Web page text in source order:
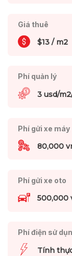
Giá thuê
$13 / m2
Phí quản lý
3 usd/
Phí gửi xe máy
80,000
Phí gửi xe oto
500,000
Phí điện sử
Tính